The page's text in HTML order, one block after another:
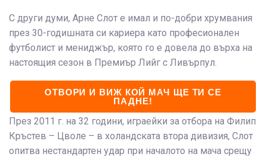
С други думи, Арне Слот е имал и по-добри хрумвания
през 30-годишната си кариера като професионален
футболист и мениджър, която го е довела до върха на
настоящия сезон в Премиър Лийг с Ливърпул.
ОТВОРИ И ВИЖ КОЙ МАЧ ЩЕ ТИ СЕ
ПАДНЕ!
През 2011 г. на 32 години, играейки за отбора на Филип
Кръстев – Цволе – в холандската втора дивизия, Слот
опитва нестандартен удар при началото на мача срещу